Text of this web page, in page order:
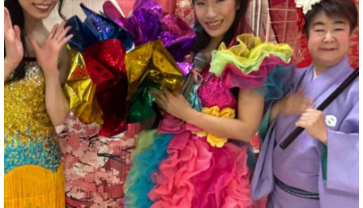
マジシャン派遣 パッションプリンセス【公式】 リツイート
女性マジシャン 荒木巴 @arakitomoe · 14h
浅草でマジックショーでした。
ご覧いただいた皆様、お世話になった皆様、あり
がとうございました。
その後に帰省ラッシュの中、13時間かけて四国へ
楽しい夏休みを
#マジックショー
#マジシャン 3